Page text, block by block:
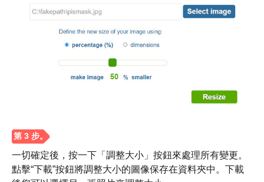
一切確定後，按一下「調整大小」按鈕來處理所有變更。
點擊“下載”按鈕將調整大小的圖像保存在資料夾中。下載